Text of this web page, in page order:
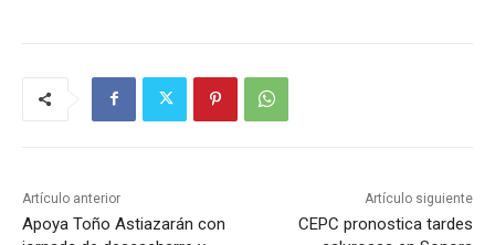
Artículo anterior
Apoya Toño Astiazarán con
Artículo siguiente
CEPC pronostica tardes